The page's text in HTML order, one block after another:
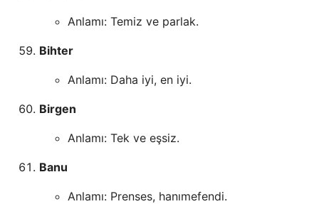
Anlamı: Temiz ve parlak.
Bihter
Anlamı: Daha iyi, en iyi.
Birgen
Anlamı: Tek ve eşsiz.
Banu
Anlamı: Prenses, hanımefendi.